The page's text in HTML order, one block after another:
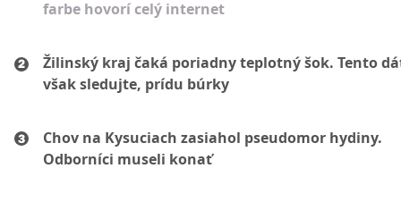
farbe hovorí celý internet
Žilinský kraj čaká poriadny teplotný šok. Tento
však sledujte, prídu búrky
Chov na Kysuciach zasiahol pseudomor hydiny.
Odborníci museli konať